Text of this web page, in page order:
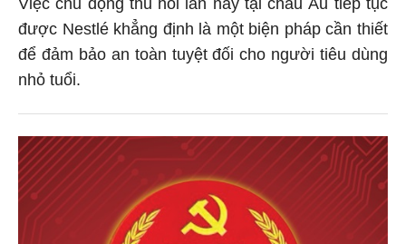
Việc chủ động thu hồi lần này tại châu Âu tiếp tục
được Nestlé khẳng định là một biện pháp cần thiết
để đảm bảo an toàn tuyệt đối cho người tiêu dùng
nhỏ tuổi.